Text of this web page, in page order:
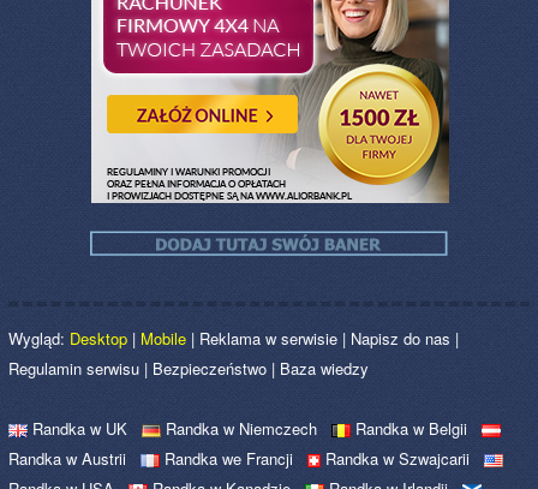
Wygląd: Desktop | Mobile | Reklama w serwisie | Napisz do nas |
Regulamin serwisu | Bezpieczeństwo | Baza wiedzy
Randka w UK Randka w Niemczech
Randka w Belgii
Randka w Austrii
Randka we Francji
Randka w Szwajcarii